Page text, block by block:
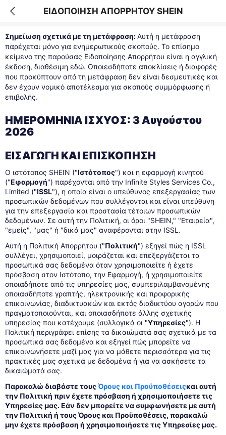
ΕΙΔΟΠΟΙΗΣΗ ΑΠΟΡΡΗΤΟΥ SHEIN
Σημείωση σχετικά με τη μετάφραση:Αυτή η μετάφραση
παρέχεται μόνο για ενημερωτικούς σκοπούς. Το επίσημο
κείμενο της παρούσας Ειδοποίησης Απορρήτου είναι η αγγλική
έκδοση, διαθέσιμη εδώ. Οποιεσδήποτε αποκλίσεις ή διαφορές
που προκύπτουν από τη μετάφραση δεν είναι δεσμευτικές και
δεν έχουν νομικό αποτέλεσμα για σκοπούς συμμόρφωσης ή
επιβολής.
ΗΜΕΡΟΜΗΝΙΑ ΙΣΧΥΟΣ: 3 Αυγούστου
2026
ΕΙΣΑΓΩΓΗ ΚΑΙ ΕΠΙΣΚΟΠΗΣΗ
Ο ιστότοπος SHEIN ("Ιστότοπος") και η εφαρμογή κινητού
("Εφαρμογή") παρέχονται από την Infinite Styles Services Co.,
Limited ("ISSL"), η οποία είναι ο υπεύθυνος επεξεργασίας των
προσωπικών δεδομένων που συλλέγονται και είναι υπεύθυνη
για την επεξεργασία και προστασία τέτοιων προσωπικών
δεδομένων. Σε αυτή την Πολιτική, οι όροι "SHEIN," "Εταιρεία",
"εμείς", "μας" ή "δικά μας" αναφέρονται στην ISSL.
Αυτή η Πολιτική Απορρήτου ("Πολιτική") εξηγεί πώς η ISSL
συλλέγει, χρησιμοποιεί, μοιράζεται και επεξεργάζεται τα
προσωπικά σας δεδομένα όταν χρησιμοποιείτε ή έχετε
πρόσβαση στον Ιστότοπο, την Εφαρμογή, ή χρησιμοποιείτε
οποιαδήποτε από τις υπηρεσίες μας, συμπεριλαμβανομένης
οποιασδήποτε γραπτής, ηλεκτρονικής και προφορικής
επικοινωνίας, διαδικτυακών και εκτός διαδικτύου αγορών που
πραγματοποιούνται, και οποιασδήποτε άλλης σχετικής
υπηρεσίας που κατέχουμε (συλλογικά οι "Υπηρεσίες"). Η
Πολιτική περιγράφει επίσης τα δικαιώματά σας σχετικά με τα
προσωπικά σας δεδομένα και εξηγεί πώς μπορείτε να
επικοινωνήσετε μαζί μας για να μάθετε περισσότερα για τις
πρακτικές μας σχετικά με δεδομένα ή για να ασκήσετε τα
δικαιώματά σας.
Παρακαλώ διαβάστε τουςΌρους και Προϋποθέσειςκαι αυτή
την Πολιτική πριν έχετε πρόσβαση ή χρησιμοποιήσετε τις
Υπηρεσίες μας. Εάν δεν μπορείτε να συμφωνήσετε με αυτή
την Πολιτική ή τους Όρους και Προϋποθέσεις, παρακαλώ
μην έχετε πρόσβαση ή χρησιμοποιήσετε τις Υπηρεσίες μας.